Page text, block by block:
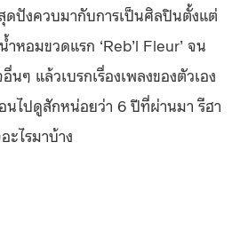
ดปังควบมากับการเป็นศิลปินตั้งแต่
ำหอมขวดแรก ‘Reb’l Fleur’ จน
นๆ แล้วเบรกเรื่องเพลงของตัวเอง
นไปดูสักหน่อยว่า 6 ปีที่ผ่านมา รีฮา
ะไรมาบ้าง